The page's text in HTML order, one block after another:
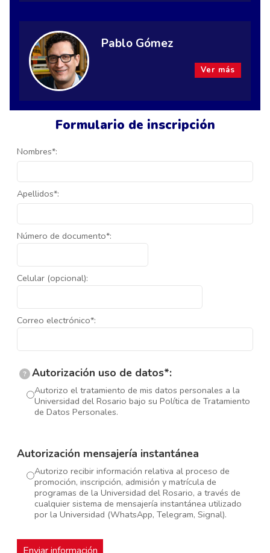
Formulario de inscripción
Nombres*:
Apellidos*:
Número de documento*:
Celular (opcional):
Correo electrónico*:
? Autorización uso de datos*:
Autorizo el tratamiento de mis datos personales a la
Universidad del Rosario bajo su Política de Tratamiento
de Datos Personales.
Autorización mensajería instantánea
Autorizo recibir información relativa al proceso de
promoción, inscripción, admisión y matrícula de
programas de la Universidad del Rosario, a través de
cualquier sistema de mensajería instantánea utilizado
por la Universidad (WhatsApp, Telegram, Signal).
Pablo Gómez
Ver más